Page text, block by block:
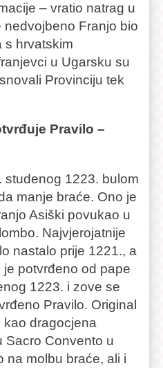
– vratio natrag u
nedvojbeno Franjo bio
s hrvatskim
u Ugarsku su
Provinciju tek
Pravilo –
studenog 1223. bulom
manje braće. Ono je
Asiški povukao u
Najvjerojatnije
nastalo prije 1221., a
potvrđeno od pape
1223. i zove se
Pravilo. Original
dragocjena
Sacro Convento u
na molbu braće, ali i